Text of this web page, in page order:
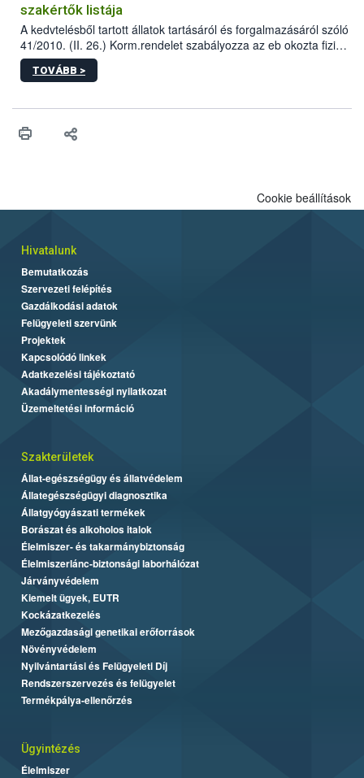
szakértők listája
A kedvtelésből tartott állatok tartásáról és forgalmazásáról szóló
41/2010. (II. 26.) Korm.rendelet szabályozza az eb okozta fizikai
sérülés, illetve ennek veszélye keletkezésekor felmerülő
hatósági feladatokat, valamint a veszélyes eb tartását és annak
vonni az ebek viselkedésének megítélésében jártas szakértőt.
TOVÁBB >
Cookie beállítások
Hivatalunk
Bemutatkozás
Szervezeti felépítés
Gazdálkodási adatok
Felügyeleti szervünk
Projektek
Kapcsolódó linkek
Adatkezelési tájékoztató
Akadálymentességi nyilatkozat
Üzemeltetési információ
Szakterületek
Állat-egészségügy és állatvédelem
Állategészségügyi diagnosztika
Állatgyógyászati termékek
Borászat és alkoholos italok
Élelmiszer- és takarmánybiztonság
Élelmiszerlánc-biztonsági laborhálózat
Járványvédelem
Kiemelt ügyek, EUTR
Kockázatkezelés
Mezőgazdasági genetikai erőforrások
Növényvédelem
Nyilvántartási és Felügyeleti Díj
Rendszerszervezés és felügyelet
Termékpálya-ellenőrzés
Ügyintézés
Élelmiszer